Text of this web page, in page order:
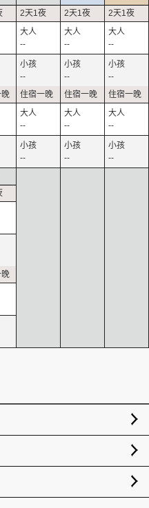
--
--
--
--
--
--
--
--
--
--
--
--